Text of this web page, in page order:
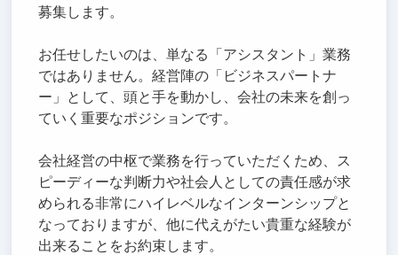
募集します。
お任せしたいのは、単なる「アシスタント」業務
ではありません。経営陣の「ビジネスパートナ
ー」として、頭と手を動かし、会社の未来を創っ
ていく重要なポジションです。
会社経営の中枢で業務を行っていただくため、ス
ピーディーな判断力や社会人としての責任感が求
められる非常にハイレベルなインターンシップと
なっておりますが、他に代えがたい貴重な経験が
出来ることをお約束します。